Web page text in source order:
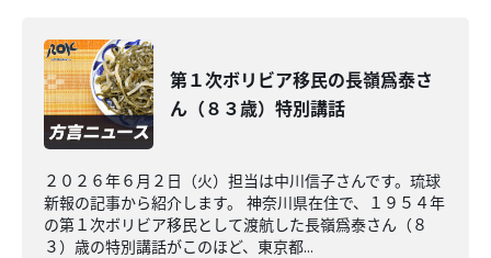
第１次ボリビア移民の長嶺爲泰さ
ん（８３歳）特別講話
２０２６年６月２日（火）担当は中川信子さんです。琉球
新報の記事から紹介します。 神奈川県在住で、１９５４年
の第１次ボリビア移民として渡航した長嶺爲泰さん（８
３）歳の特別講話がこのほど、東京都...